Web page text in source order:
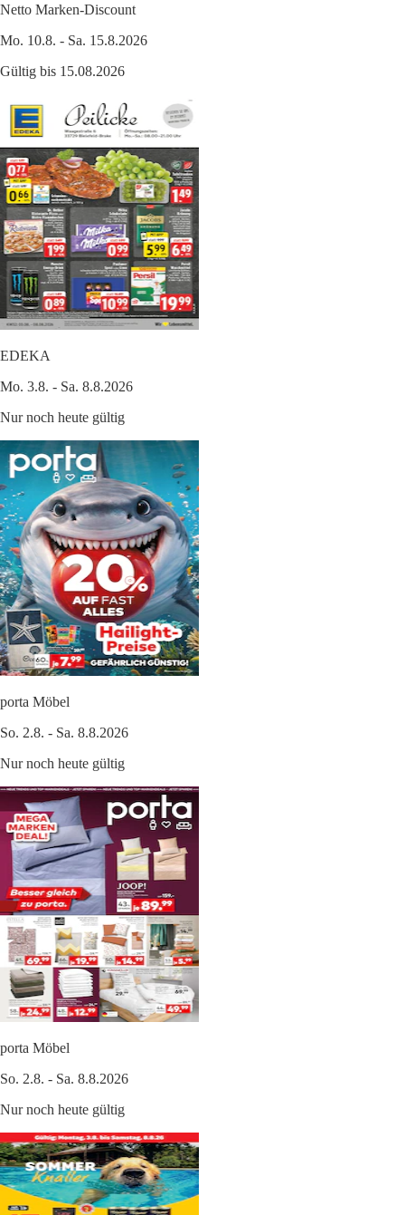
Netto Marken-Discount
Mo. 10.8. - Sa. 15.8.2026
Gültig bis 15.08.2026
EDEKA
Mo. 3.8. - Sa. 8.8.2026
Nur noch heute gültig
porta Möbel
So. 2.8. - Sa. 8.8.2026
Nur noch heute gültig
porta Möbel
So. 2.8. - Sa. 8.8.2026
Nur noch heute gültig